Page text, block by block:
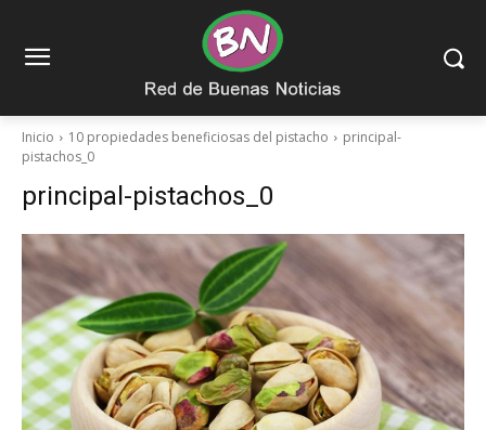
Inicio 10 propiedades beneficiosas del pistacho
principal-
pistachos_0
principal-pistachos_0